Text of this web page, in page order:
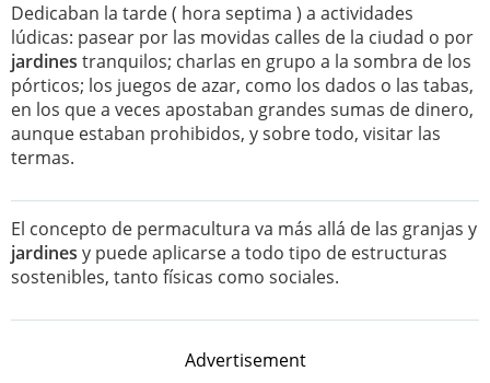
Dedicaban la tarde ( hora septima ) a actividades
lúdicas: pasear por las movidas calles de la ciudad o por
jardines tranquilos; charlas en grupo a la sombra de los
pórticos; los juegos de azar, como los dados o las tabas,
en los que a veces apostaban grandes sumas de dinero,
aunque estaban prohibidos, y sobre todo, visitar las
termas.
El concepto de permacultura va más allá de las granjas y
jardines y puede aplicarse a todo tipo de estructuras
sostenibles, tanto físicas como sociales.
Advertisement